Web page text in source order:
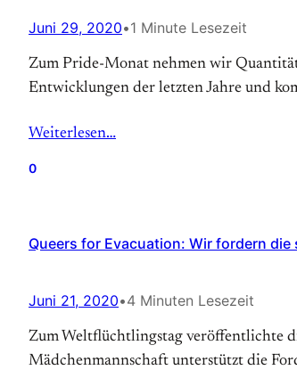
Juni 29, 2020•1 Minute Lesezeit
Zum Pride-Monat nehmen wir
Entwicklungen der letzten Jahre und
Weiterlesen…
0
Queers for Evacuation: Wir fordern
Juni 21, 2020•4 Minuten Lesezeit
Zum Weltflüchtlingstag veröffentlichte
Mädchenmannschaft unterstützt die